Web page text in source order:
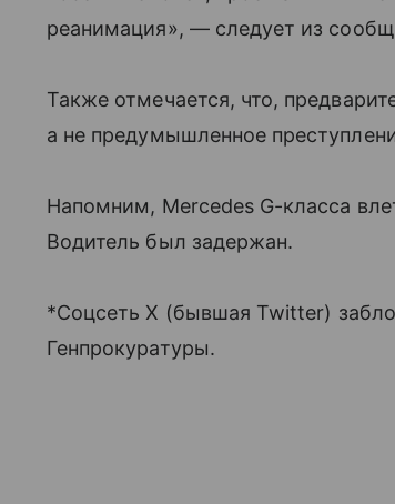
реанимация», — следует из
Также отмечается, что,
а не предумышленное
Напомним, Mercedes G-класса
Водитель был задержан.
*Соцсеть X (бывшая Twitter)
Генпрокуратуры.